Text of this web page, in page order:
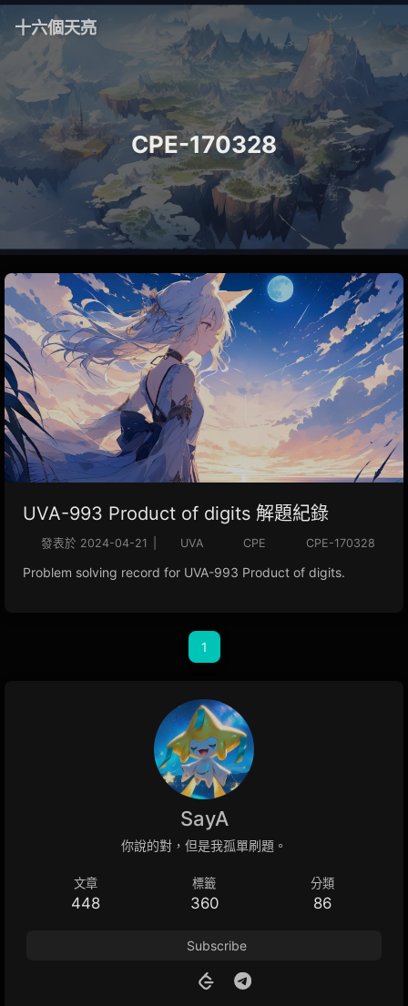
十六個天亮
CPE-170328
UVA-993 Product of digits 解題紀錄
發表於 2024-04-21 UVA CPE CPE-170328
Problem solving record for UVA-993 Product of digits.
1
SayA
你說的對，但是我孤單刷題。
文章
448
標籤
360
分類
86
Subscribe